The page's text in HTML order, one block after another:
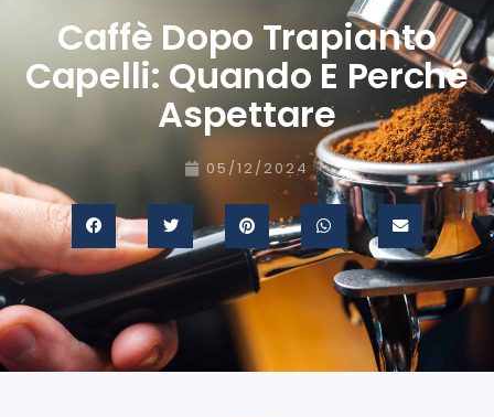
Caffè Dopo Trapianto
Capelli: Quando E Perché
Aspettare
05/12/2024